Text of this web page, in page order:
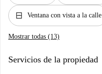
window_closed Ventana con vista a la calle
Mostrar todas (13)
Servicios de la propiedad